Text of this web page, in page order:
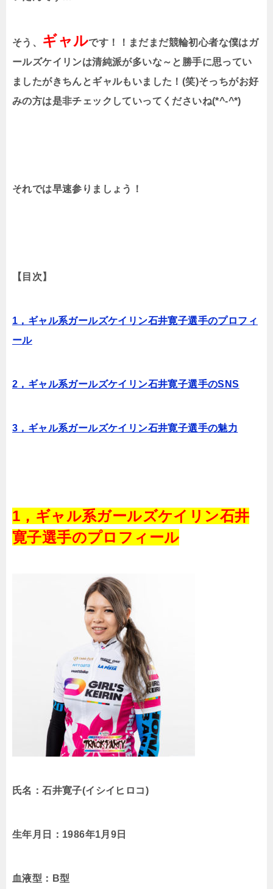
そう、 ギャルです！！まだまだ競輪初心者な僕はガ
ールズケイリンは清純派が多いな～と勝手に思ってい
ましたがきちんとギャルもいました！ (笑)そっちがお好
みの方は是非チェックしていってくださいね(*^-^*)
それでは早速参りましょう！
【目次】
1，ギャル系ガールズケイリン石井寛子選手のプロフィ
ール
2，ギャル系ガールズケイリン石井寛子選手のSNS
3，ギャル系ガールズケイリン石井寛子選手の魅力
1，ギャル系ガールズケイリン石井
寛子選手のプロフィール
氏名：石井寛子(イシイヒロコ)
生年月日： 1986年1月 9 日
血液型： B型